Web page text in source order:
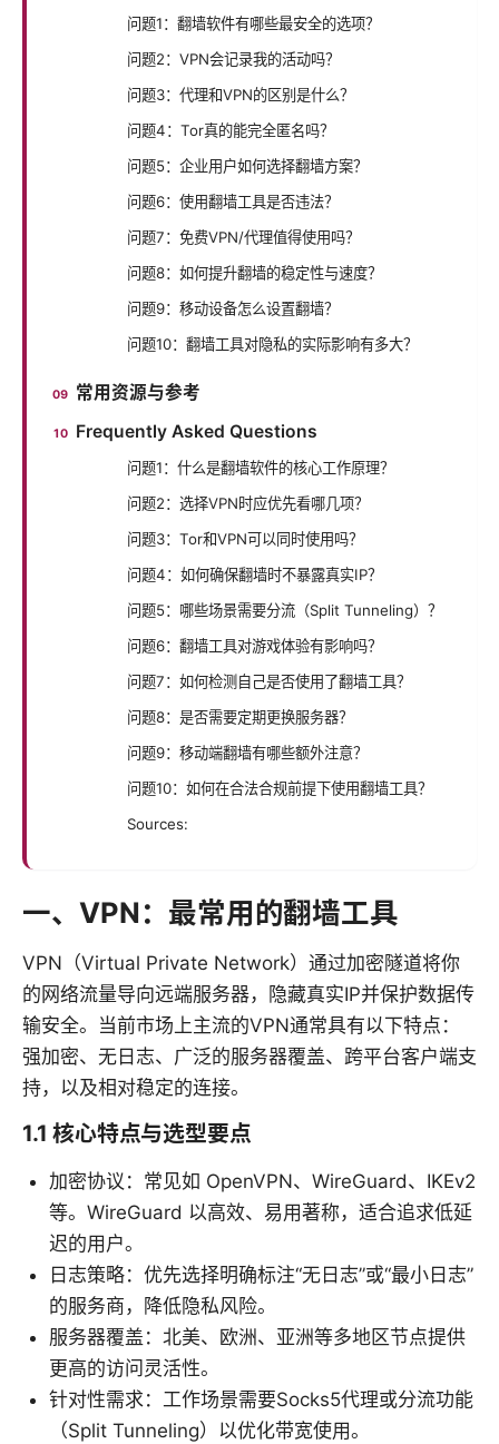
问题1：翻墙软件有哪些最安全的选项？
问题2：VPN会记录我的活动吗？
问题3：代理和VPN的区别是什么？
问题4：Tor真的能完全匿名吗？
问题5：企业用户如何选择翻墙方案？
问题6：使用翻墙工具是否违法？
问题7：免费VPN/代理值得使用吗？
问题8：如何提升翻墙的稳定性与速度？
问题9：移动设备怎么设置翻墙？
问题10：翻墙工具对隐私的实际影响有多大？
常用资源与参考
Frequently Asked Questions
问题1：什么是翻墙软件的核心工作原理？
问题2：选择VPN时应优先看哪几项？
问题3：Tor和VPN可以同时使用吗？
问题4：如何确保翻墙时不暴露真实IP？
问题5：哪些场景需要分流（Split Tunneling）？
问题6：翻墙工具对游戏体验有影响吗？
问题7：如何检测自己是否使用了翻墙工具？
问题8：是否需要定期更换服务器？
问题9：移动端翻墙有哪些额外注意？
问题10：如何在合法合规前提下使用翻墙工具？
Sources:
一、VPN：最常用的翻墙工具
VPN（Virtual Private Network）通过加密隧道将你
的网络流量导向远端服务器，隐藏真实IP并保护数据传
输安全。当前市场上主流的VPN通常具有以下特点：
强加密、无日志、广泛的服务器覆盖、跨平台客户端支
持，以及相对稳定的连接。
1.1 核心特点与选型要点
加密协议：常见如 OpenVPN、WireGuard、IKEv2
等。WireGuard 以高效、易用著称，适合追求低延
迟的用户。
日志策略：优先选择明确标注“无日志”或“最小日志”
的服务商，降低隐私风险。
服务器覆盖：北美、欧洲、亚洲等多地区节点提供
更高的访问灵活性。
针对性需求：工作场景需要Socks5代理或分流功能
（Split Tunneling）以优化带宽使用。